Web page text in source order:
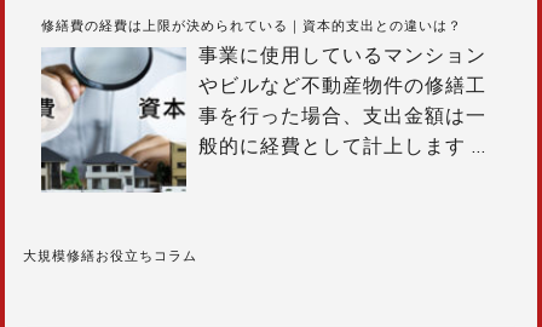
修繕費の経費は上限が決められている｜資本的支出との違いは？
事業に使用しているマンション
やビルなど不動産物件の修繕工
事を行った場合、支出金額は一
般的に経費として計上します …
大規模修繕お役立ちコラム